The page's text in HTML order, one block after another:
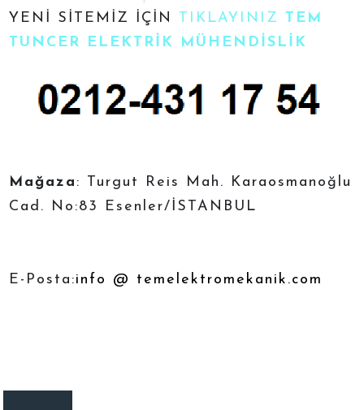
YENİ SİTEMİZ İÇİN TIKLAYINIZ
TEM
TUNCER ELEKTRİK MÜHENDİSLİK
Mağaza : Turgut Reis Mah. Karaosmanoğlu
Cad. No:83 Esenler/İSTANBUL
E-Posta:info @ temelektromekanik.com